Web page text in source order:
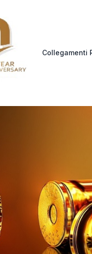
Collegamenti